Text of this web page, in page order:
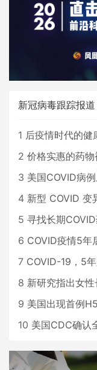
新冠病毒跟踪报道
1 后疫情时代的健
2 价格实惠的药
3 美国COVID病
4 新型 COVID 变异株
5 寻找长期
6 COVID疫情5年后
7 COVID-19，5
8 新研究指出女性长
9 美国出现首例
10 美国CDC确认全